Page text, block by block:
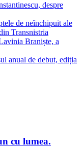
despre
de neînchipuit ale
Transnistria
Braniște, a
anual de debut, ediția
cu lumea.